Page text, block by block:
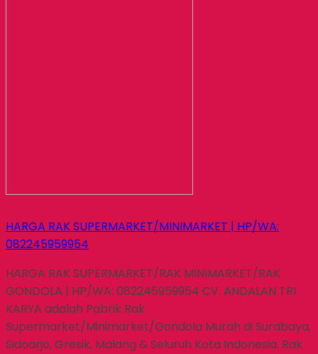
HARGA RAK SUPERMARKET/MINIMARKET | HP/WA:
082245959954
HARGA RAK SUPERMARKET/RAK MINIMARKET/RAK
GONDOLA | HP/WA: 082245959954 CV. ANDALAN TRI
KARYA adalah Pabrik Rak
Supermarket/Minimarket/Gondola Murah di Surabaya,
Sidoarjo, Gresik, Malang & Seluruh Kota Indonesia. Rak